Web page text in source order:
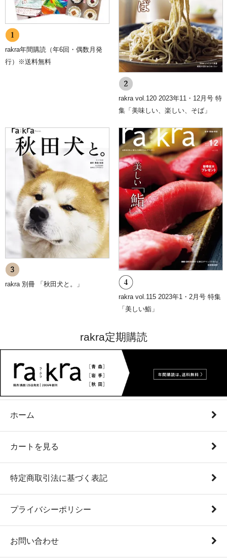
rakra年間購読（年6回・偶数月発
行）※送料無料
rakra vol.120 2023年11・12月号 特
集「美味しい、楽しい、そば」
rakra 別冊 「秋田犬と。」
rakra vol.115 2023年1・2月号 特集
「美しい鮨」
rakra定期購読
ホーム
カートを見る
特定商取引法に基づく表記
プライバシーポリシー
お問い合わせ